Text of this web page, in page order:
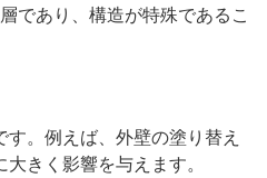
であり、構造が特殊であるこ
。例えば、外壁の塗り替え
きく影響を与えます。